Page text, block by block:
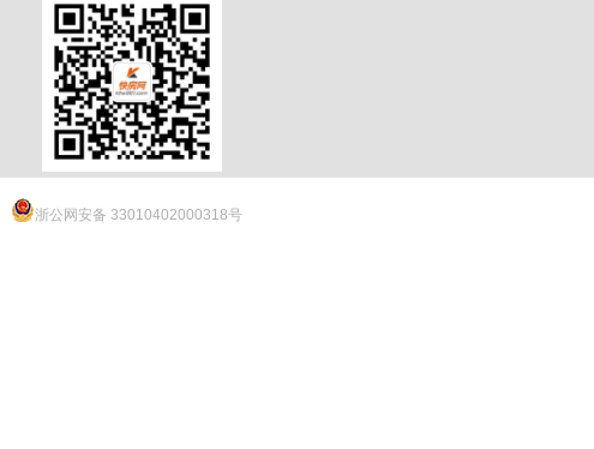
浙公网安备 33010402000318号